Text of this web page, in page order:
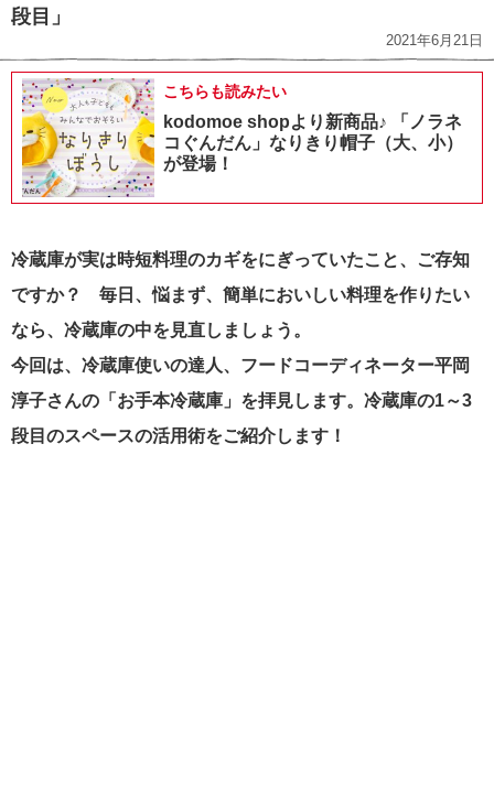
段目」
2021年6月21日
こちらも読みたい
kodomoe shopより新商品♪ 「ノラネ
コぐんだん」なりきり帽子（大、小）
が登場！
冷蔵庫が実は時短料理のカギをにぎっていたこと、ご存知
ですか？ 毎日、悩まず、簡単においしい料理を作りたい
なら、冷蔵庫の中を見直しましょう。
今回は、冷蔵庫使いの達人、フードコーディネーター平岡
淳子さんの「お手本冷蔵庫」を拝見します。冷蔵庫の1～3
段目のスペースの活用術をご紹介します！